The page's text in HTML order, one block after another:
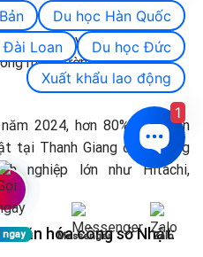
vựng chuyên ngành kỹ
môi trường làm việc và
2024, hơn 80% học viên
tại Thanh Giang đậu phỏng
nghiệp lớn như Hitachi,
văn hóa công sở Nhật:
ngay Messenger Zalo
Du học Hàn Quốc
Đài Loan
Du học Đức
Xuất khẩu lao động
1